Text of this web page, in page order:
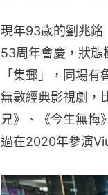
現年93歲的劉兆銘
53周年會慶，狀態
「集郵」，同場
無數經典影視劇，
兄》、《今生無悔
過在2020年參演